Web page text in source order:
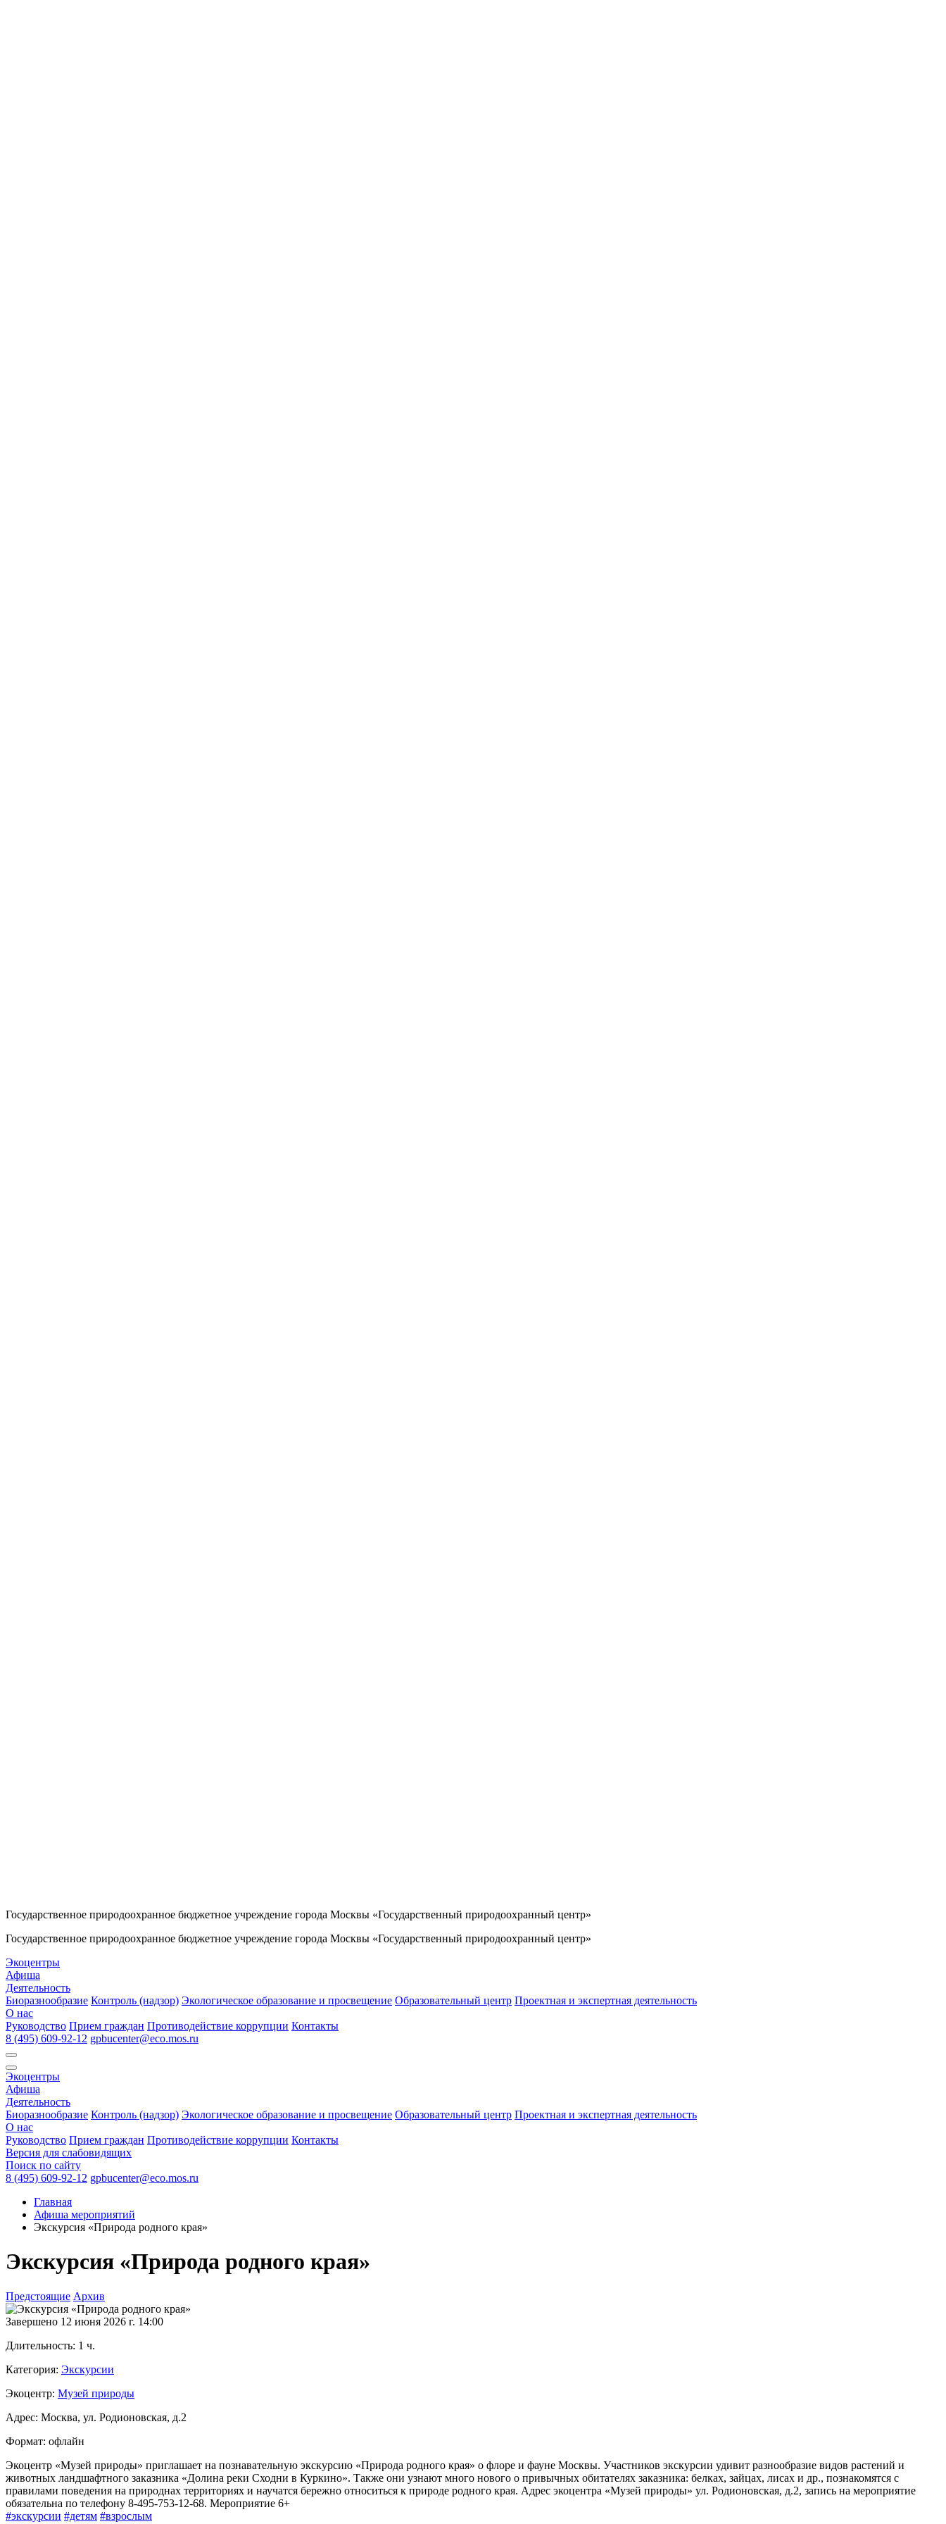
Государственное природоохранное бюджетное учреждение города Москвы «Государственный природоохранный центр»
Государственное природоохранное бюджетное учреждение города Москвы «Государственный природоохранный центр»
Экоцентры
Афиша
Деятельность
Биоразнообразие Контроль (надзор) Экологическое образование и просвещение Образовательный центр Проектная и экспертная деятельность
О нас
Руководство Прием граждан Противодействие коррупции Контакты
8 (495) 609-92-12 gpbucenter@eco.mos.ru
Экоцентры
Афиша
Деятельность
Биоразнообразие Контроль (надзор) Экологическое образование и просвещение Образовательный центр Проектная и экспертная деятельность
О нас
Руководство Прием граждан Противодействие коррупции Контакты
Версия для слабовидящих
Поиск по сайту
8 (495) 609-92-12 gpbucenter@eco.mos.ru
Главная
Афиша мероприятий
Экскурсия «Природа родного края»
Экскурсия «Природа родного края»
Предстоящие Архив
Завершено 12 июня 2026 г. 14:00
Длительность: 1 ч.
Категория: Экскурсии
Экоцентр: Музей природы
Адрес: Москва, ул. Родионовская, д.2
Формат: офлайн
Экоцентр «Музей природы» приглашает на познавательную экскурсию «Природа родного края» о флоре и фауне Москвы. Участников экскурсии удивит разнообразие видов растений и
животных ландшафтного заказника «Долина реки Сходни в Куркино». Также они узнают много нового о привычных обитателях заказника: белках, зайцах, лисах и др., познакомятся с
правилами поведения на природнах территориях и научатся бережно относиться к природе родного края. Адрес экоцентра «Музей природы» ул. Родионовская, д.2, запись на мероприятие
обязательна по телефону 8-495-753-12-68. Мероприятие 6+
#экскурсии #детям #взрослым